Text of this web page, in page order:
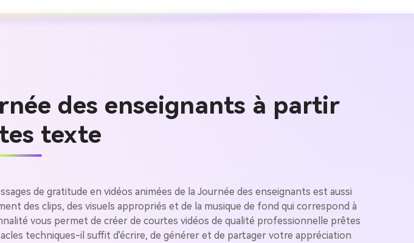
des enseignants à partir
texte
de gratitude en vidéos animées de la Journée des enseignants est aussi
des clips, des visuels appropriés et de la musique de fond qui correspond à
vous permet de créer de courtes vidéos de qualité professionnelle prêtes
techniques-il suffit d'écrire, de générer et de partager votre appréciation
Créez des images IA
gratuit!